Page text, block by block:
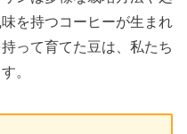
を持つコーヒーが生まれ
って育てた豆は、私たち
。